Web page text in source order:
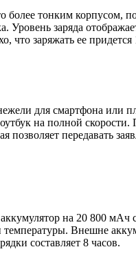
более тонким
Уровень заряда
что заряжать ее придется
для смартфона или
на полной скорости.
передавать
на 20 800
Внешне
составляет 8 часов.